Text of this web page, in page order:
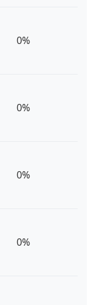
0%
0%
0%
0%